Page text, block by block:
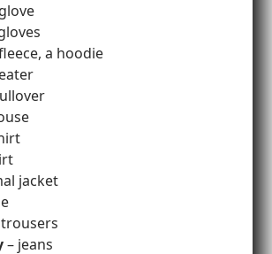
a hoodie
jacket
– jeans